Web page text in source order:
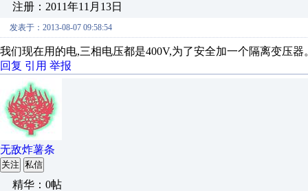
注册：2011年11月13日
发表于：2013-08-07 09:58:54
我们现在用的电,三相电压都是400V,为了安全加一个隔离变压器
回复 引用 举报
无敌炸薯条
关注 私信
精华：0帖